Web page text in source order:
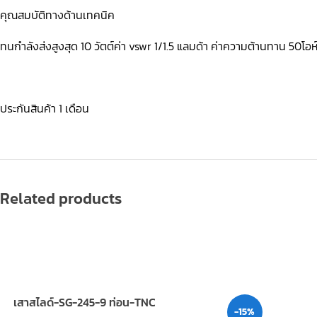
คุณสมบัติทางด้านเทคนิค
ทนกำลังส่งสูงสุด 10 วัตต์ค่า vswr 1/1.5 แลมด้า ค่าความต้านทาน 50โอ
ประกันสินค้า 1 เดือน
Related products
เสาสไลด์-SG-245-9 ท่อน-TNC
-15%